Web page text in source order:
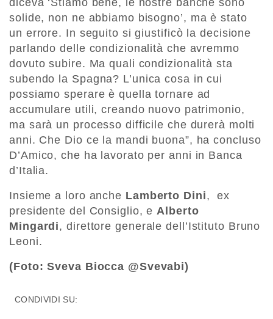
diceva ‘Stiamo bene, le nostre banche sono
solide, non ne abbiamo bisogno’, ma è stato
un errore. In seguito si giustificò la decisione
parlando delle condizionalità che avremmo
dovuto subire. Ma quali condizionalità sta
subendo la Spagna? L’unica cosa in cui
possiamo sperare è quella tornare ad
accumulare utili, creando nuovo patrimonio,
ma sarà un processo difficile che durerà molti
anni. Che Dio ce la mandi buona”, ha concluso
D’Amico, che ha lavorato per anni in Banca
d’Italia.
Insieme a loro anche Lamberto Dini, ex
presidente del Consiglio, eAlberto
Mingardi, direttore generale dell’Istituto Bruno
Leoni.
(Foto: Sveva Biocca @Svevabi)
CONDIVIDI SU: